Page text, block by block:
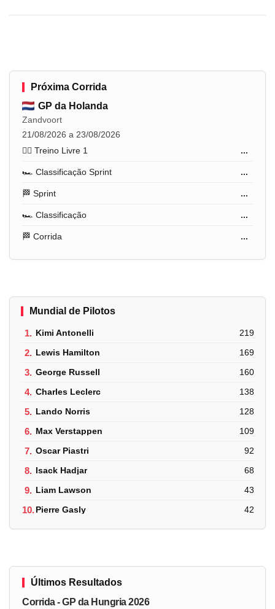
Próxima Corrida
GP da Holanda
Zandvoort
21/08/2026 a 23/08/2026
🏋️‍♂️ Treino Livre 1
...
🏎️ Classificação Sprint ...
🏁 Sprint ...
🏎️ Classificação ...
🏁 Corrida ...
Mundial de Pilotos
1. Kimi Antonelli 219
2. Lewis Hamilton 169
3. George Russell 160
4. Charles Leclerc 138
5. Lando Norris 128
6. Max Verstappen 109
7. Oscar Piastri 92
8. Isack Hadjar 68
9. Liam Lawson 43
10.Pierre Gasly 42
Últimos Resultados
Corrida - GP da Hungria 2026